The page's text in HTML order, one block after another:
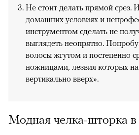
Не стоит делать прямой срез.
домашних условиях и
инструментом сделать не
выглядеть неопрятно.
волосы жгутом и постепенно
ножницами, лезвия которых
вертикально вверх».
Модная челка-шторка в